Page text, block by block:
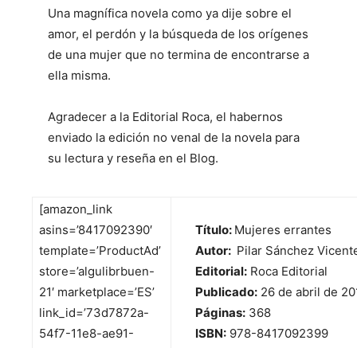
Una magnífica novela como ya dije sobre el
amor, el perdón y la búsqueda de los orígenes
de una mujer que no termina de encontrarse a
ella misma.
Agradecer a la Editorial Roca, el habernos
enviado la edición no venal de la novela para
su lectura y reseña en el Blog.
[amazon_link
asins=’8417092390′
template=’ProductAd’
store=’algulibrbuen-
21′ marketplace=’ES’
link_id=’73d7872a-
54f7-11e8-ae91-
Título: Mujeres errantes
Autor: Pilar Sánchez
Editorial: Roca Editorial
Publicado: 26 de abril de
Páginas: 368
ISBN: 978-8417092399